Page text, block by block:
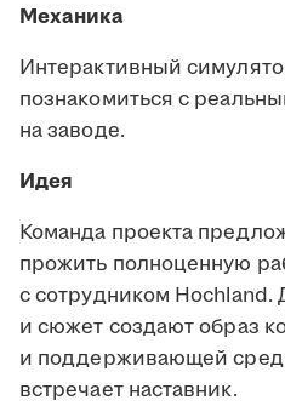
Механика
Интерактивный
познакомиться с
на заводе.
Идея
Команда проекта
прожить полноценную
с сотрудником Hochland.
и сюжет создают образ
и поддерживающей
встречает наставник.